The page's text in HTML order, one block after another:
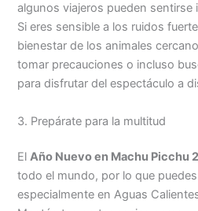
algunos viajeros pueden
Si eres sensible a los ruidos
bienestar de los animales
tomar precauciones o incluso
para disfrutar del espectáculo a
3. Prepárate para la multitud
ElAño Nuevo en Machu Picchu
todo el mundo, por lo que
especialmente en Aguas